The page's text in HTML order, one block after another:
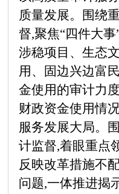
质量发展。围绕
督,聚焦“四件大
涉稳项目、生态
用、固边兴边富
金使用的审计力
财政资金使用情
服务发展大局。
计监督,着眼重点
反映改革措施不
问题,一体推进揭